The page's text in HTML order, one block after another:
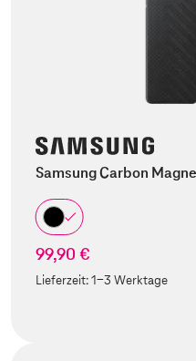
Samsung Carbon
99,90 €
Lieferzeit:1-3 Werktage